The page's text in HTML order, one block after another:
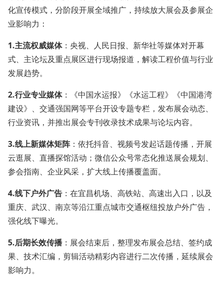
化宣传模式，分阶段开展全域推广，持续放大展会及参展企
业影响力：
1.主流权威媒体：央视、人民日报、新华社等媒体对开幕
式、主论坛及重点展区进行现场报道，解读工程价值与行业
发展趋势。
2.行业专业媒体：《中国水运报》《水运工程》《中国港湾
建设》、交通强国网等平台开设专题专栏，发布展会动态、
行业资讯，并推出展会专刊收录技术成果与论坛内容。
3.线上新媒体矩阵：依托抖音、视频号发起话题传播，开展
云逛展、直播探馆活动；微信公众号常态化推送展会规划、
参会指南、企业风采，扩大线上传播覆盖面。
4.线下户外广告 ：在宜昌机场、高铁站、高速出入口，以及
重庆、武汉、南京等沿江重点城市交通枢纽投放户外广告，
强化线下曝光。
5.后期长效传播 ：展会结束后，整理发布展会总结、签约成
果、技术汇编，剪辑活动精彩内容进行二次传播，延续展会
影响力。